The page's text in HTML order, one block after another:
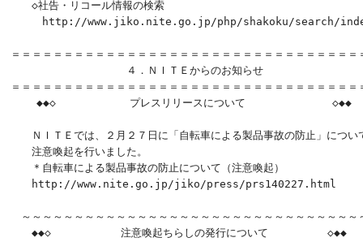
◇社告・リコール情報の検索
http://www.jiko.nite.go.jp/php/shakoku/search/
＝＝＝＝＝＝＝＝＝＝＝＝＝＝＝＝＝＝＝＝＝＝＝＝＝＝＝＝＝＝＝＝＝
４．ＮＩＴＥからのお知らせ
＝＝＝＝＝＝＝＝＝＝＝＝＝＝＝＝＝＝＝＝＝＝＝＝＝＝＝＝＝＝＝＝＝
◆◆◇　　　　　　　プレスリリースについて　　　　
ＮＩＴＥでは、２月２７日に「自転車による製品事故の防止」につい
注意喚起を行いました。
＊自転車による製品事故の防止について（注意喚起）
http://www.nite.go.jp/jiko/press/prs140227.html
～～～～～～～～～～～～～～～～～～～～～～～～～～～～～～～～
◆◆◇　　　　　　 注意喚起ちらしの発行について　　　　　 ◇◆◆